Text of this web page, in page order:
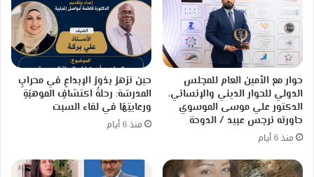
حوار مع الأمين العام للمجلس
الدولي للحوار الديني والإنساني،
الدكتور علي موسى الموسوي
حاورته نرجس عبيد / الدوحة
منذ 6 أيام
حين تزهرُ بذورُ الإبداعِ في محرابِ
المدرسَة: رحلةُ اكتشافِ الموهبَةِ
ورعايتِهَا في لقاء السبت
منذ 6 أيام